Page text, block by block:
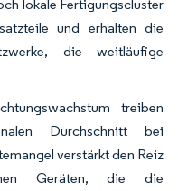
lokale Fertigungscluster
und erhalten die
die weitläufige
treiben
Durchschnitt bei
verstärkt den Reiz
Geräten, die die